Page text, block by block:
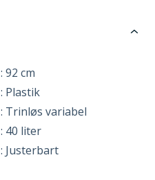
: 92 cm
: Plastik
: Trinløs variabel
: 40 liter
: Justerbart